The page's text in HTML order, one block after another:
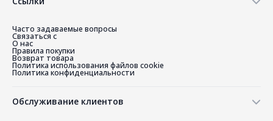
Часто задаваемые вопросы
Связаться с
О нас
Правила покупки
Возврат товара
Политика использования файлов cookie
Политика конфиденциальности
Обслуживание клиентов